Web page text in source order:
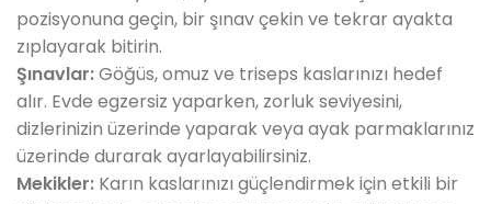
pozisyonuna geçin, bir şınav çekin ve tekrar ayakta
zıplayarak bitirin.
Şınavlar:Göğüs, omuz ve triseps kaslarınızı hedef
alır. Evde egzersiz yaparken, zorluk seviyesini,
dizlerinizin üzerinde yaparak veya ayak parmaklarınız
üzerinde durarak ayarlayabilirsiniz.
Mekikler: Karın kaslarınızı güçlendirmek için etkili bir